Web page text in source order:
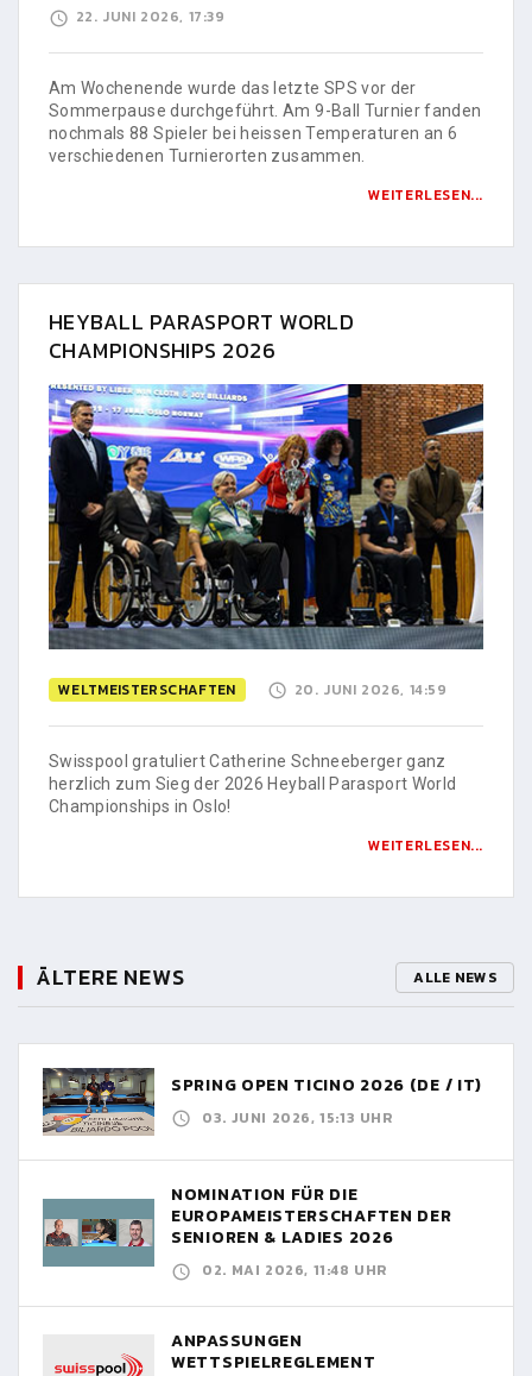
22. JUNI 2026, 17:39
Am Wochenende wurde das letzte SPS vor der
Sommerpause durchgeführt. Am 9-Ball Turnier fanden
nochmals 88 Spieler bei heissen Temperaturen an 6
verschiedenen Turnierorten zusammen.
WEITERLESEN...
HEYBALL PARASPORT WORLD
CHAMPIONSHIPS 2026
WELTMEISTERSCHAFTEN 20. JUNI 2026, 14:59
Swisspool gratuliert Catherine Schneeberger ganz
herzlich zum Sieg der 2026 Heyball Parasport World
Championships in Oslo!
WEITERLESEN...
ÄLTERE NEWS ALLE NEWS
SPRING OPEN TICINO 2026 (DE / IT)
03. JUNI 2026, 15:13 UHR
NOMINATION FÜR DIE
EUROPAMEISTERSCHAFTEN DER
SENIOREN & LADIES 2026
02. MAI 2026, 11:48 UHR
ANPASSUNGEN
WETTSPIELREGLEMENT